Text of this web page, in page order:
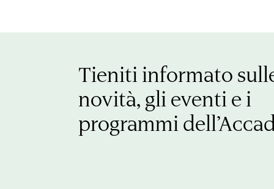
Tieniti informato
novità, gli eventi e i
programmi